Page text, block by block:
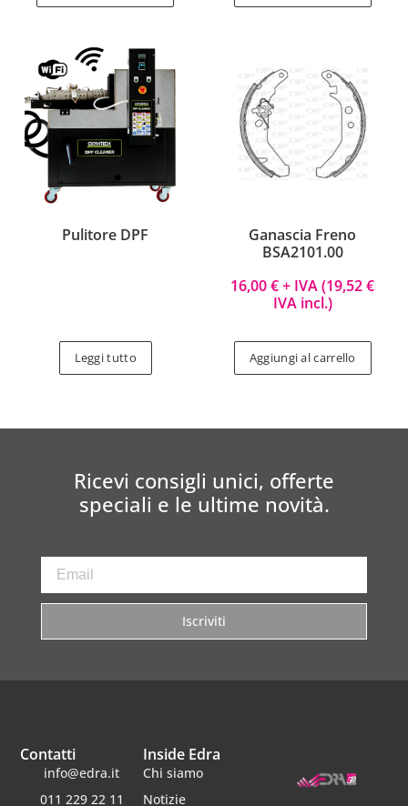
Pulitore DPF
Leggi tutto
Ganascia Freno
BSA2101.00
16,00€+ IVA (19,52€
IVA incl.)
Aggiungi al carrello
Ricevi consigli unici, offerte
speciali e le ultime novità.
Iscriviti
Inside Edra
Chi siamo
Notizie
Contatti
info@edra.it
011 229 22 11